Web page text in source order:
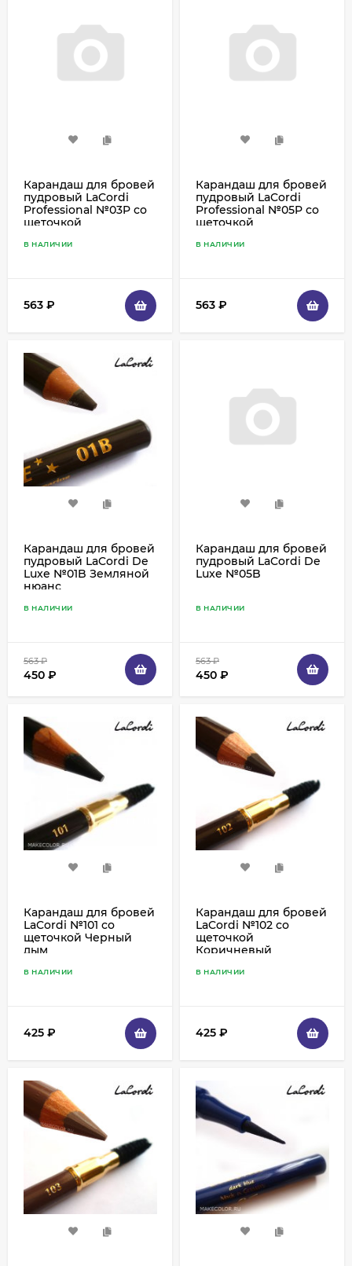
Карандаш для бровей
пудровый LaCordi
Professional №03P со
щеточкой
В НАЛИЧИИ
563 ₽
Карандаш для бровей
пудровый LaCordi
Professional №05P со
щеточкой
В НАЛИЧИИ
563 ₽
Карандаш для бровей
пудровый LaCordi De
Luxe №01B Земляной
нюанс
В НАЛИЧИИ
563₽
450 ₽
Карандаш для бровей
пудровый LaCordi De
Luxe №05B
В НАЛИЧИИ
563₽
450 ₽
Карандаш для бровей
LaCordi №101 со
щеточкой Черный
дым
В НАЛИЧИИ
425 ₽
Карандаш для бровей
LaCordi №102 со
щеточкой
Коричневый
В НАЛИЧИИ
425 ₽